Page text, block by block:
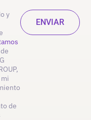
y
de
mi
de